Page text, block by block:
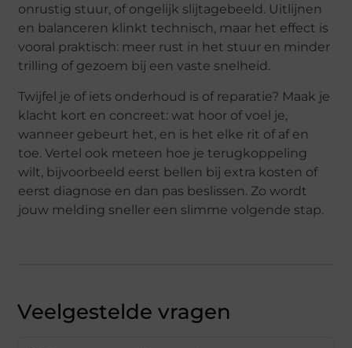
onrustig stuur, of ongelijk slijtagebeeld. Uitlijnen
en balanceren klinkt technisch, maar het effect is
vooral praktisch: meer rust in het stuur en minder
trilling of gezoem bij een vaste snelheid.
Twijfel je of iets onderhoud is of reparatie? Maak je
klacht kort en concreet: wat hoor of voel je,
wanneer gebeurt het, en is het elke rit of af en
toe. Vertel ook meteen hoe je terugkoppeling
wilt, bijvoorbeeld eerst bellen bij extra kosten of
eerst diagnose en dan pas beslissen. Zo wordt
jouw melding sneller een slimme volgende stap.
Veelgestelde vragen